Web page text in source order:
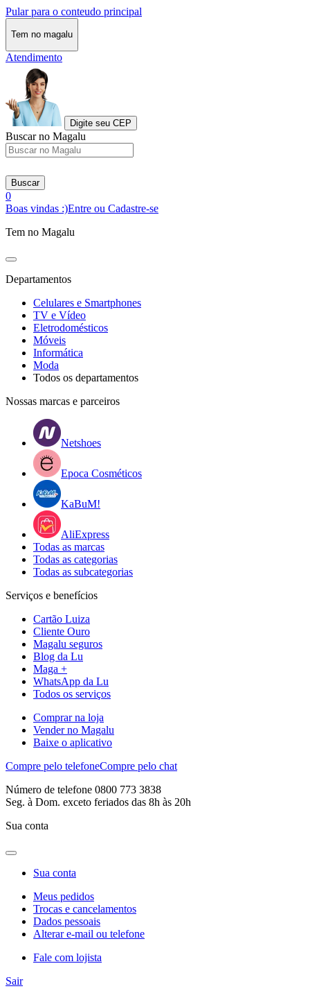
Pular para o conteudo principal
Tem no magalu
Atendimento
Digite seu CEP
Buscar no Magalu
Buscar
0
Boas vindas :)Entre ou Cadastre-se
Tem no Magalu
Departamentos
Celulares e Smartphones
TV e Vídeo
Eletrodomésticos
Móveis
Informática
Moda
Todos os departamentos
Nossas marcas e parceiros
Netshoes
Epoca Cosméticos
KaBuM!
AliExpress
Todas as marcas
Todas as categorias
Todas as subcategorias
Serviços e benefícios
Cartão Luiza
Cliente Ouro
Magalu seguros
Blog da Lu
Maga +
WhatsApp da Lu
Todos os serviços
Comprar na loja
Vender no Magalu
Baixe o aplicativo
Compre pelo telefoneCompre pelo chat
Número de telefone 0800 773 3838
Seg. à Dom. exceto feriados das 8h às 20h
Sua conta
Sua conta
Meus pedidos
Trocas e cancelamentos
Dados pessoais
Alterar e-mail ou telefone
Fale com lojista
Sair